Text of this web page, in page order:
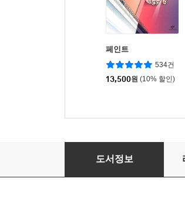
페인트
534건
13,500원 (10% 할인)
선생님과 함께 읽는 뫼비우
도서정보